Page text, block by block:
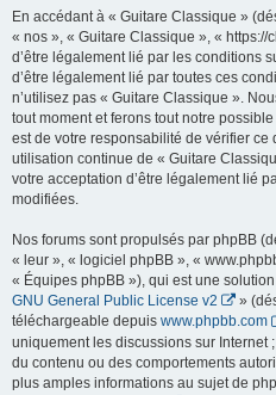
En accédant à « Guitare Classique »
« nos », « Guitare Classique », «
d’être légalement lié par les conditions
d’être légalement lié par toutes ces
n’utilisez pas « Guitare Classique ».
tout moment et ferons tout notre
est de votre responsabilité de vérifier ce
utilisation continue de « Guitare
votre acceptation d’être légalement lié
modifiées.
Nos forums sont propulsés par phpBB
« leur », « logiciel phpBB », «
« Équipes phpBB »), qui est une
GNU General Public License v2
»
téléchargeable depuis www.phpbb.com
uniquement les discussions sur Internet
du contenu ou des comportements
plus amples informations au sujet de